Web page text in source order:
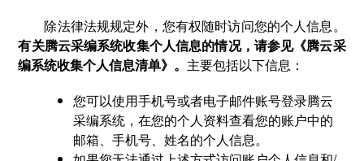
除法律法规规定外，您有权随时访问您的个人信息。
有关腾云采编系统收集个人信息的情况，请参见《腾云采
编系统收集个人信息清单》。 主要包括以下信息：
您可以使用手机号或者电子邮件账号登录腾云
采编系统，在您的个人资料查看您的账户中的
邮箱、手机号、姓名的个人信息。